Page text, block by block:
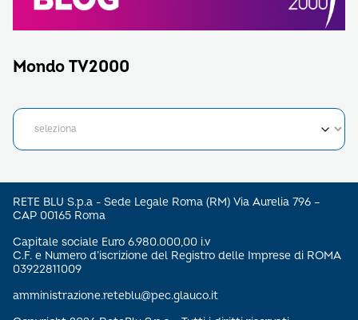
Mondo TV2000
RETE BLU S.p.a - Sede Legale Roma (RM) Via Aurelia 796 –
CAP 00165 Roma
Capitale sociale Euro 6.980.000,00 i.v
C.F. e Numero d’iscrizione del Registro delle Imprese di ROMA
03922811009
amministrazione.reteblu@pec.glauco.it